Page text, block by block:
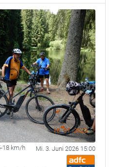
18 km/h Mi. 3. Juni 2026 15:00